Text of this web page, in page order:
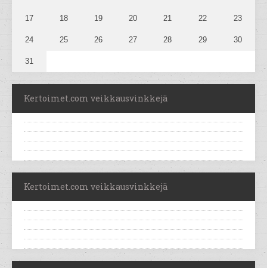
17 18 19 20 21 22 23
24 25 26 27 28 29 30
31
Kertoimet.com veikkausvinkkejä
Kertoimet.com veikkausvinkkejä